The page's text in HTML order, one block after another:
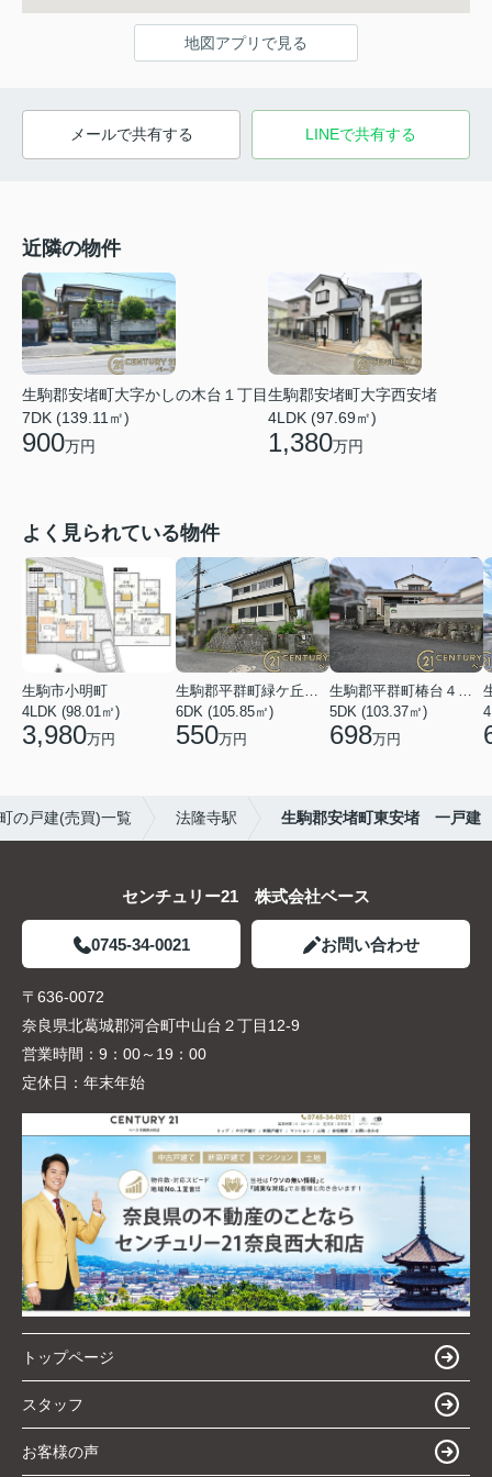
地図アプリで見る
メールで共有する LINEで共有する
近隣の物件
生駒郡安堵町大字かしの木台１丁目
7DK (139.11㎡)
900万円
生駒郡安堵町大字西安堵
4LDK (97.69㎡)
1,380万円
よく見られている物件
生駒市小明町
4LDK (98.01㎡)
3,980万円
生駒郡平群町緑ケ丘５丁目
6DK (105.85㎡)
550万円
生駒郡平群町椿台４丁目
5DK (103.37㎡)
698万円
の戸建(売買)一覧 法隆寺駅 生駒郡安堵町東安堵 一戸建
センチュリー21 株式会社ベース
0745-34-0021 お問い合わせ
〒636-0072
奈良県北葛城郡河合町中山台２丁目12-9
営業時間： 9：00～19：00
定休日： 年末年始
トップページ
スタッフ
お客様の声